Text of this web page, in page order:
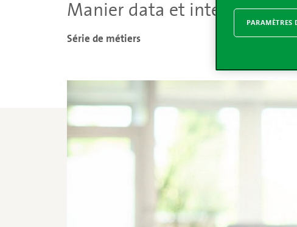
Manier data et intelligence
Série de métiers
PARAMÈTRES